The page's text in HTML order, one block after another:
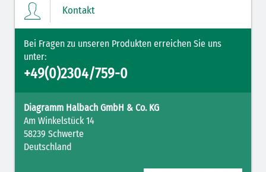
Kontakt
Bei Fragen zu unseren Produkten erreichen Sie uns
unter:
+49(0)2304/759-0
Diagramm Halbach GmbH & Co. KG
Am Winkelstück 14
58239 Schwerte
Deutschland